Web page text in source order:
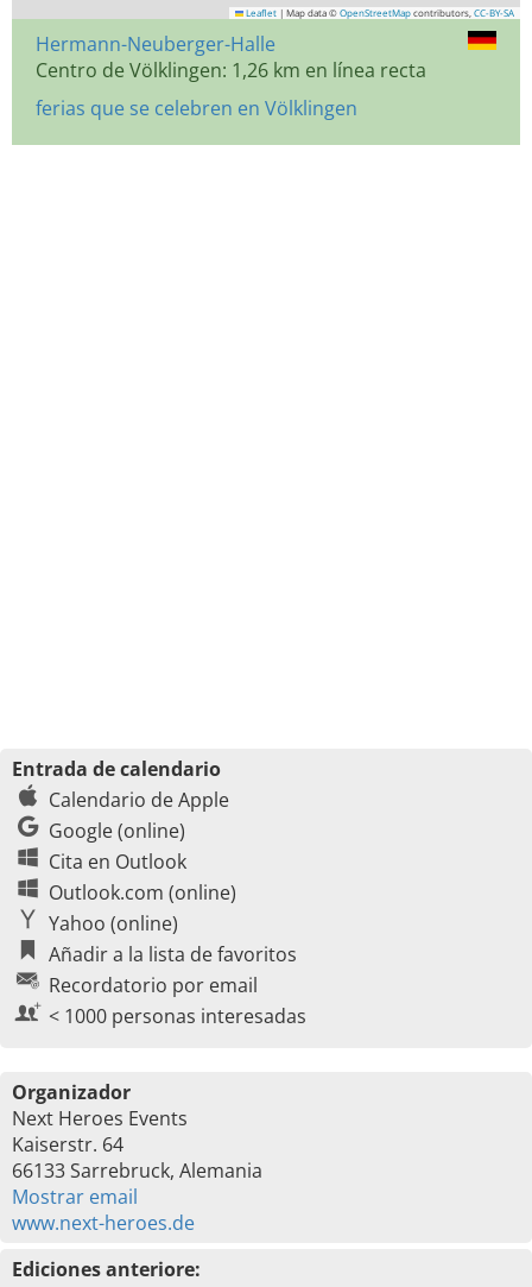
Leaflet | Map data © OpenStreetMap contributors, CC-BY-SA
Hermann-Neuberger-Halle
Centro de Völklingen: 1,26 km en línea recta
ferias que se celebren en Völklingen
Entrada de calendario
Calendario de Apple
Google (online)
Cita en Outlook
Outlook.com (online)
Yahoo (online)
Añadir a la lista de favoritos
Recordatorio por email
< 1000 personas interesadas
Organizador
Next Heroes Events
Kaiserstr. 64
66133 Sarrebruck, Alemania
Mostrar email
www.next-heroes.de
Ediciones anteriore: